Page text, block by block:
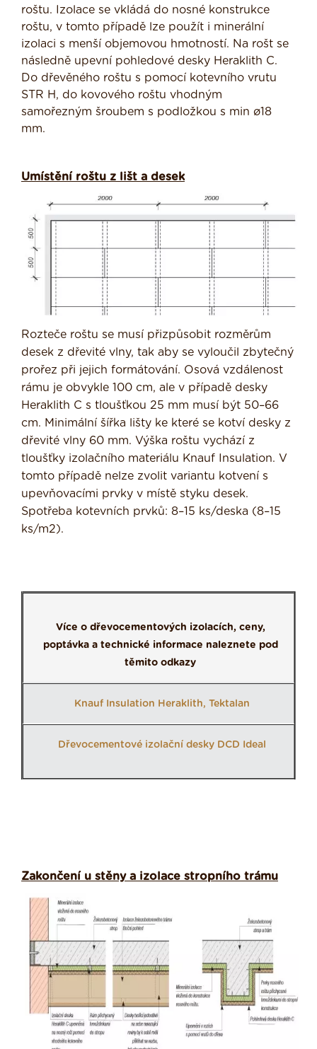
roštu. Izolace se vkládá do nosné konstrukce
roštu, v tomto případě lze použít i minerální
izolaci s menší objemovou hmotností. Na rošt se
následně upevní pohledové desky Heraklith C.
Do dřevěného roštu s pomocí kotevního vrutu
STR H, do kovového roštu vhodným
samořezným šroubem s podložkou s min ø18
mm.
Umístění roštu z lišt a desek
Rozteče roštu se musí přizpůsobit rozměrům
desek z dřevité vlny, tak aby se vyloučil zbytečný
prořez při jejich formátování. Osová vzdálenost
rámu je obvykle 100 cm, ale v případě desky
Heraklith C s tloušťkou 25 mm musí být 50–66
cm. Minimální šířka lišty ke které se kotví desky z
dřevité vlny 60 mm. Výška roštu vychází z
tloušťky izolačního materiálu Knauf Insulation. V
tomto případě nelze zvolit variantu kotvení s
upevňovacími prvky v místě styku desek.
Spotřeba kotevních prvků: 8–15 ks/deska (8–15
ks/m2).
Více o dřevocementových izolacích, ceny,
poptávka a technické informace naleznete pod
těmito odkazy
Knauf Insulation Heraklith, Tektalan
Dřevocementové izolační desky DCD Ideal
Zakončení u stěny a izolace stropního trámu